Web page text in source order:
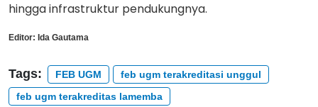
hingga infrastruktur pendukungnya.
Editor: Ida Gautama
Tags: FEB UGM
feb ugm terakreditasi unggul
feb ugm terakreditas lamemba